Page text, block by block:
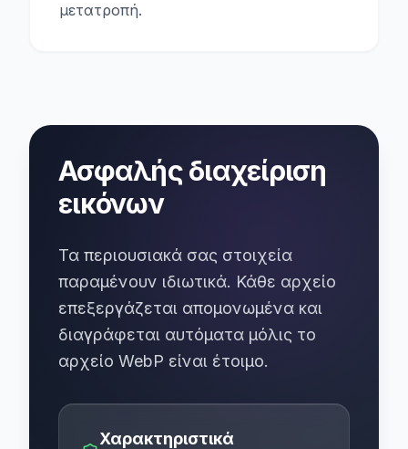
μετατροπή.
Ασφαλής διαχείριση
εικόνων
Τα περιουσιακά σας στοιχεία
παραμένουν ιδιωτικά. Κάθε αρχείο
επεξεργάζεται απομονωμένα και
διαγράφεται αυτόματα μόλις το
αρχείο WebP είναι έτοιμο.
Χαρακτηριστικά